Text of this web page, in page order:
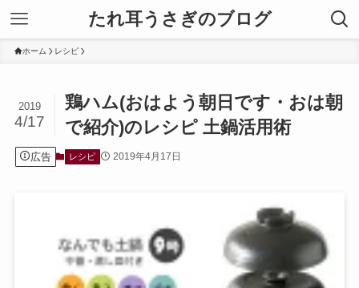
たれ耳うさぎのブログ
ホーム レシピ
鶏ハム(おはよう朝日です・おは朝
で紹介)のレシピ 土鍋活用術
2019
4/17
広告 レシピ 2019年4月17日